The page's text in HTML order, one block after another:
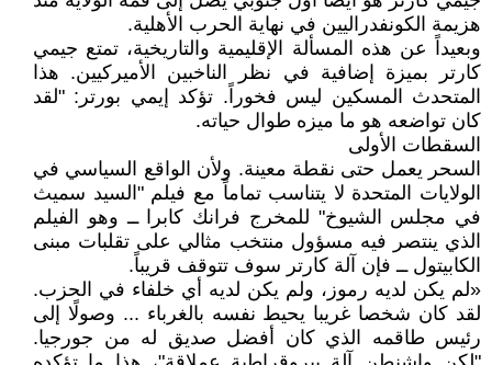
هزيمة الكونفدراليين في نهاية الحرب الأهلية.
وبعيداً عن هذه المسألة الإقليمية والتاريخية، تمتع جيمي
كارتر بميزة إضافية في نظر الناخبين الأميركيين. هذا
المتحدث المسكين ليس فخوراً. تؤكد إيمي بورتر: "لقد
كان تواضعه هو ما ميزه طوال حياته.
السقطات الأولى
السحر يعمل حتى نقطة معينة. ولأن الواقع السياسي في
الولايات المتحدة لا يتناسب تماماً مع فيلم "السيد سميث
في مجلس الشيوخ" للمخرج فرانك كابرا ــ وهو الفيلم
الذي ينتصر فيه مسؤول منتخب مثالي على تقلبات مبنى
الكابيتول ــ فإن آلة كارتر سوف تتوقف قريباً.
«لم يكن لديه رموز، ولم يكن لديه أي خلفاء في الحزب.
لقد كان شخصا غريبا يحيط نفسه بالغرباء ... وصولًا إلى
رئيس طاقمه الذي كان أفضل صديق له من جورجيا.